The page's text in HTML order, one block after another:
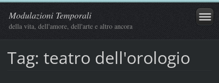
Modulazioni Temporali
della vita, dell'amore, dell'arte e altro ancora
Tag: teatro dell'orologio